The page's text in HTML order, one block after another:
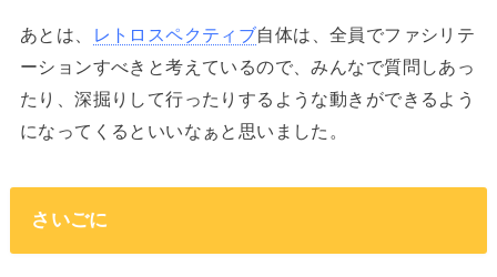
あとは、 レトロスペクティブ自体は、全員でファシリテ
ーションすべきと考えているので、みんなで質問しあっ
たり、深掘りして行ったりするような動きができるよう
になってくるといいなぁと思いました。
さいごに